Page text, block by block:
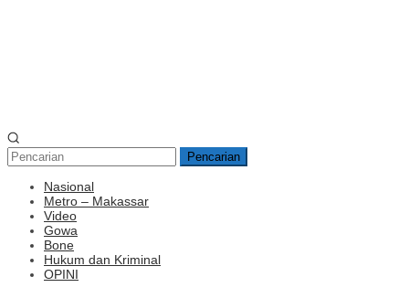
Pencarian
Nasional
Metro – Makassar
Video
Gowa
Bone
Hukum dan Kriminal
OPINI